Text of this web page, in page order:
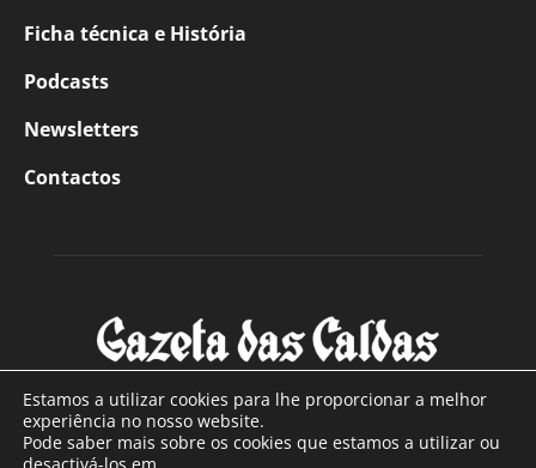
Ficha técnica e História
Podcasts
Newsletters
Contactos
SOBRE NÓS
Estamos a utilizar cookies para lhe proporcionar a melhor
experiência no nosso website.
Pode saber mais sobre os cookies que estamos a utilizar ou